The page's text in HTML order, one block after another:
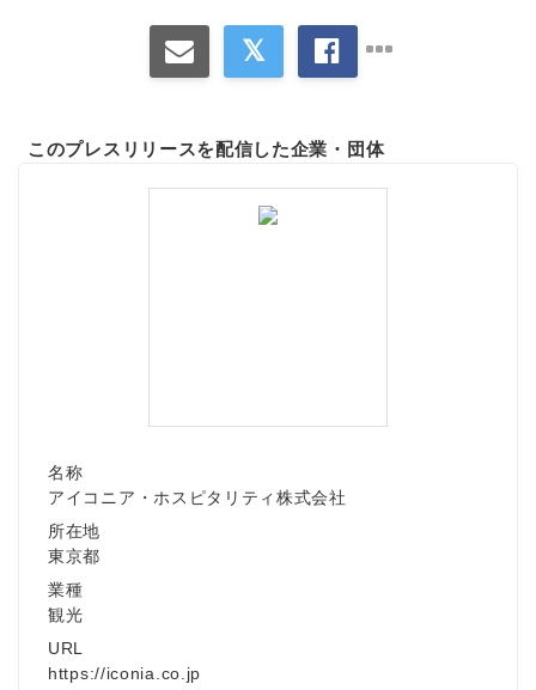
このプレスリリースを配信した企業・団体
名称
アイコニア・ホスピタリティ株式会社
所在地
東京都
業種
観光
URL
https://iconia.co.jp